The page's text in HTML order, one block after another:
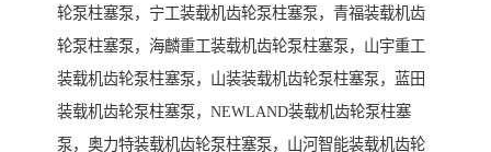
轮泵柱塞泵，宁工装载机齿轮泵柱塞泵，青福装载机齿
轮泵柱塞泵，海麟重工装载机齿轮泵柱塞泵，山宇重工
装载机齿轮泵柱塞泵，山装装载机齿轮泵柱塞泵，蓝田
装载机齿轮泵柱塞泵，NEWLAND装载机齿轮泵柱塞
泵，奥力特装载机齿轮泵柱塞泵，山河智能装载机齿轮